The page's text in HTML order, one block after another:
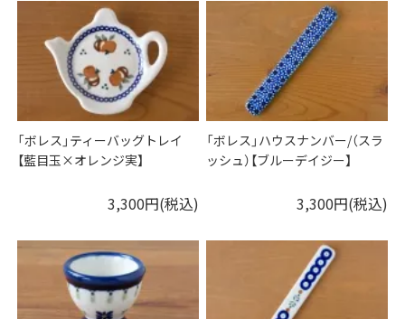
「ボレス」ティーバッグトレイ
【藍目玉×オレンジ実】
3,300円(税込)
「ボレス」ハウスナンバー/（スラ
ッシュ）【ブルーデイジー】
3,300円(税込)